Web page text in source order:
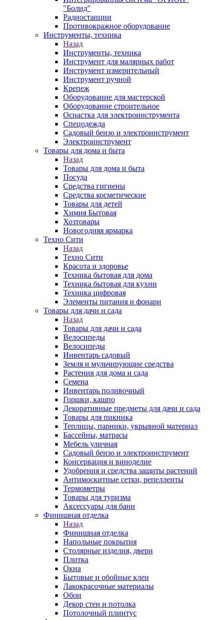
"Болид"
Радиостанции
Противокражное оборудование
Инструменты, техника
Назад
Инструменты, техника
Инструмент для малярных работ
Инструмент измерительный
Инструмент ручной
Крепеж
Оборудование для мастерской
Оборудование строительное
Оснастка для электроинструмента
Спецодежда
Садовый бензо и электроинструмент
Электроинструмент
Товары для дома и быта
Назад
Товары для дома и быта
Посуда
Средства гигиены
Средства косметические
Товары для детей
Химия Бытовая
Хозтовары
Новогодняя ярмарка
Техно Сити
Назад
Техно Сити
Красота и здоровье
Техника бытовая для дома
Техника бытовая для кухни
Техника цифровая
Элементы питания и фонари
Товары для дачи и сада
Назад
Товары для дачи и сада
Велосипеды
Велосипеды
Инвентарь садовый
Земля и мульчирующие средства
Растения для дома и сада
Семена
Инвентарь поливочный
Горшки, кашпо
Декоративные предметы для дачи и сада
Товары для пикника
Теплицы, парники, укрывной материал
Бассейны, матрасы
Мебель уличная
Садовый бензо и электроинструмент
Консервация и виноделие
Удобрения и средства защиты растений
Антимоскитные сетки, репелленты
Термометры
Товары для туризма
Аксессуары для бани
Финишная отделка
Назад
Финишная отделка
Напольные покрытия
Столярные изделия, двери
Плитка
Окна
Бытовые и обойные клеи
Лакокрасочные материалы
Обои
Декор стен и потолка
Потолочный плинтус